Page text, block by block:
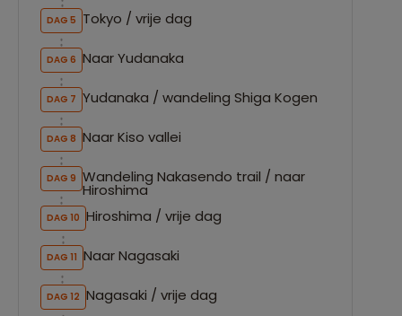
DAG 5 Tokyo / vrije dag
DAG 6 Naar Yudanaka
DAG 7 Yudanaka / wandeling Shiga Kogen
DAG 8 Naar Kiso vallei
DAG 9 Wandeling Nakasendo trail / naar
Hiroshima
DAG 10 Hiroshima / vrije dag
DAG 11 Naar Nagasaki
DAG 12 Nagasaki / vrije dag